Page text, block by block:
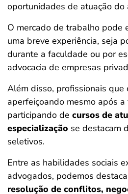
oportunidades de atuação do
O mercado de trabalho pode
uma breve experiência, seja
durante a faculdade ou por
advocacia de empresas
Além disso, profissionais que
aperfeiçoando mesmo após a
participando de cursos de
especialização se destacam
seletivos.
Entre as habilidades sociais
advogados, podemos
resolução de conflitos,